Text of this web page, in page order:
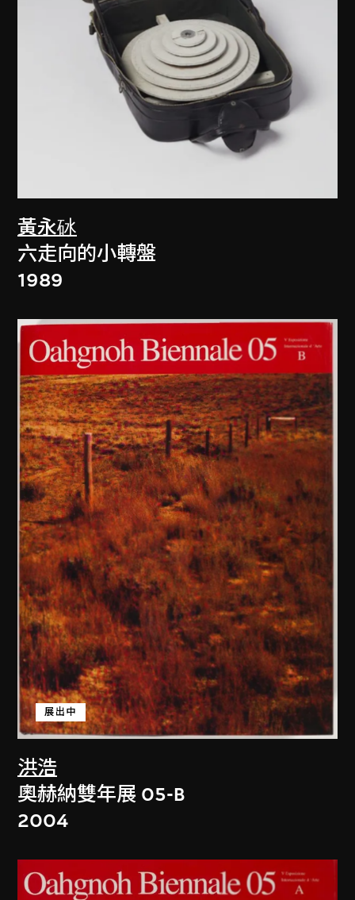
黃永砅
六走向的小轉盤
1989
洪浩
展出中
奧赫納雙年展 05-B
2004